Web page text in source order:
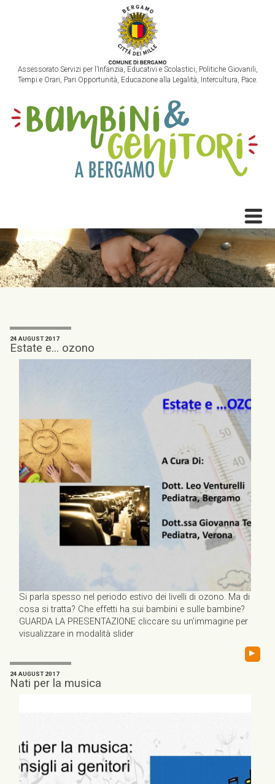
Assessorato Servizi per l’Infanzia, Educativi e Scolastici, Politiche Giovanili,
Tempi e Orari, Pari Opportunità, Educazione alla Legalità, Intercultura, Pace.
24 AUGUST 2017
Estate e... ozono
Si parla spesso nel periodo estivo dei livelli di ozono. Ma di
cosa si tratta? Che effetti ha sui bambini e sulle bambine?
GUARDA LA PRESENTAZIONE cliccare su un'immagine per
visualizzare in modalità slider
▸
24 AUGUST 2017
Nati per la musica